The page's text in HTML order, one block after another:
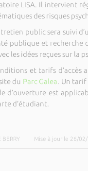
LISA. Il intervient
des risques
public sera suivi
publique et recherche
les idées reçues sur la
et tarifs d’accès
du Parc Galea. Un
d’ouverture est
d’étudiant.
BERRY Mise à jour le 26/